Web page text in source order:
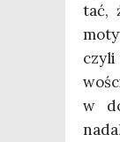
tać,
w